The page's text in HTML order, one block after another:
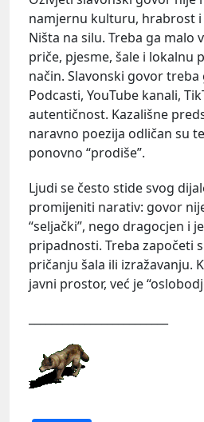
namjernu kulturu, hrabrost
Ništa na silu. Treba ga malo
priče, pjesme, šale i lokalnu
način. Slavonski govor treba
Podcasti, YouTube kanali,
autentičnost. Kazališne
naravno poezija odličan su
ponovno “prodiše”.
Ljudi se često stide svog
promijeniti narativ: govor
“seljački”, nego dragocjen i
pripadnosti. Treba započeti
pričanju šala ili izražavanju.
javni prostor, već je